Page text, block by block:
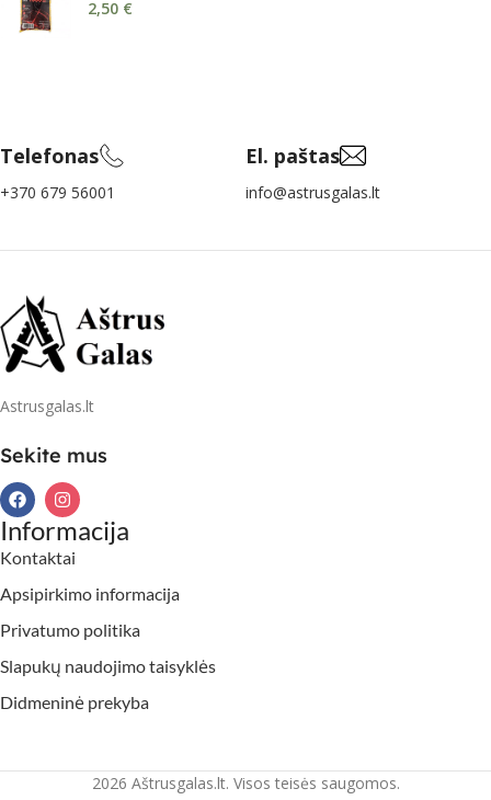
2,50 €
Telefonas
+370 679 56001
El. paštas
info@astrusgalas.lt
Astrusgalas.lt
Sekite mus
Informacija
Kontaktai
Apsipirkimo informacija
Privatumo politika
Slapukų naudojimo taisyklės
Didmeninė prekyba
2026 Aštrusgalas.lt. Visos teisės saugomos.